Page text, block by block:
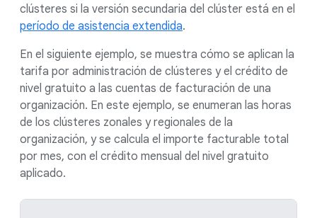
clústeres si la versión secundaria del clúster está en el
período de asistencia extendida.
En el siguiente ejemplo, se muestra cómo se aplican la
tarifa por administración de clústeres y el crédito de
nivel gratuito a las cuentas de facturación de una
organización. En este ejemplo, se enumeran las horas
de los clústeres zonales y regionales de la
organización, y se calcula el importe facturable total
por mes, con el crédito mensual del nivel gratuito
aplicado.